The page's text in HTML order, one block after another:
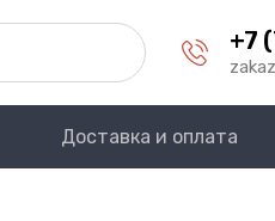
+7
Доставка и оплата